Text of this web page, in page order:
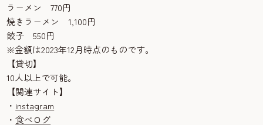
ラーメン 770円
焼きラーメン 1,100円
餃子 550円
※金額は2023年12月時点のものです。
【貸切】
10人以上で可能。
【関連サイト】
・ instagram
・食べログ